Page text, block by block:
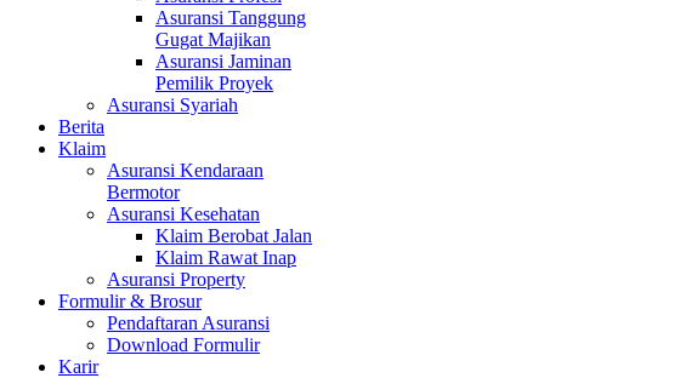
Asuransi Tanggung
Gugat Majikan
Asuransi Jaminan
Pemilik Proyek
Asuransi Syariah
Berita
Klaim
Asuransi Kendaraan
Bermotor
Asuransi Kesehatan
Klaim Berobat Jalan
Klaim Rawat Inap
Asuransi Property
Formulir & Brosur
Pendaftaran Asuransi
Download Formulir
Karir